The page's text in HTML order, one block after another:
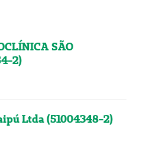
SÃO
2)
Ltda (51004348-2)